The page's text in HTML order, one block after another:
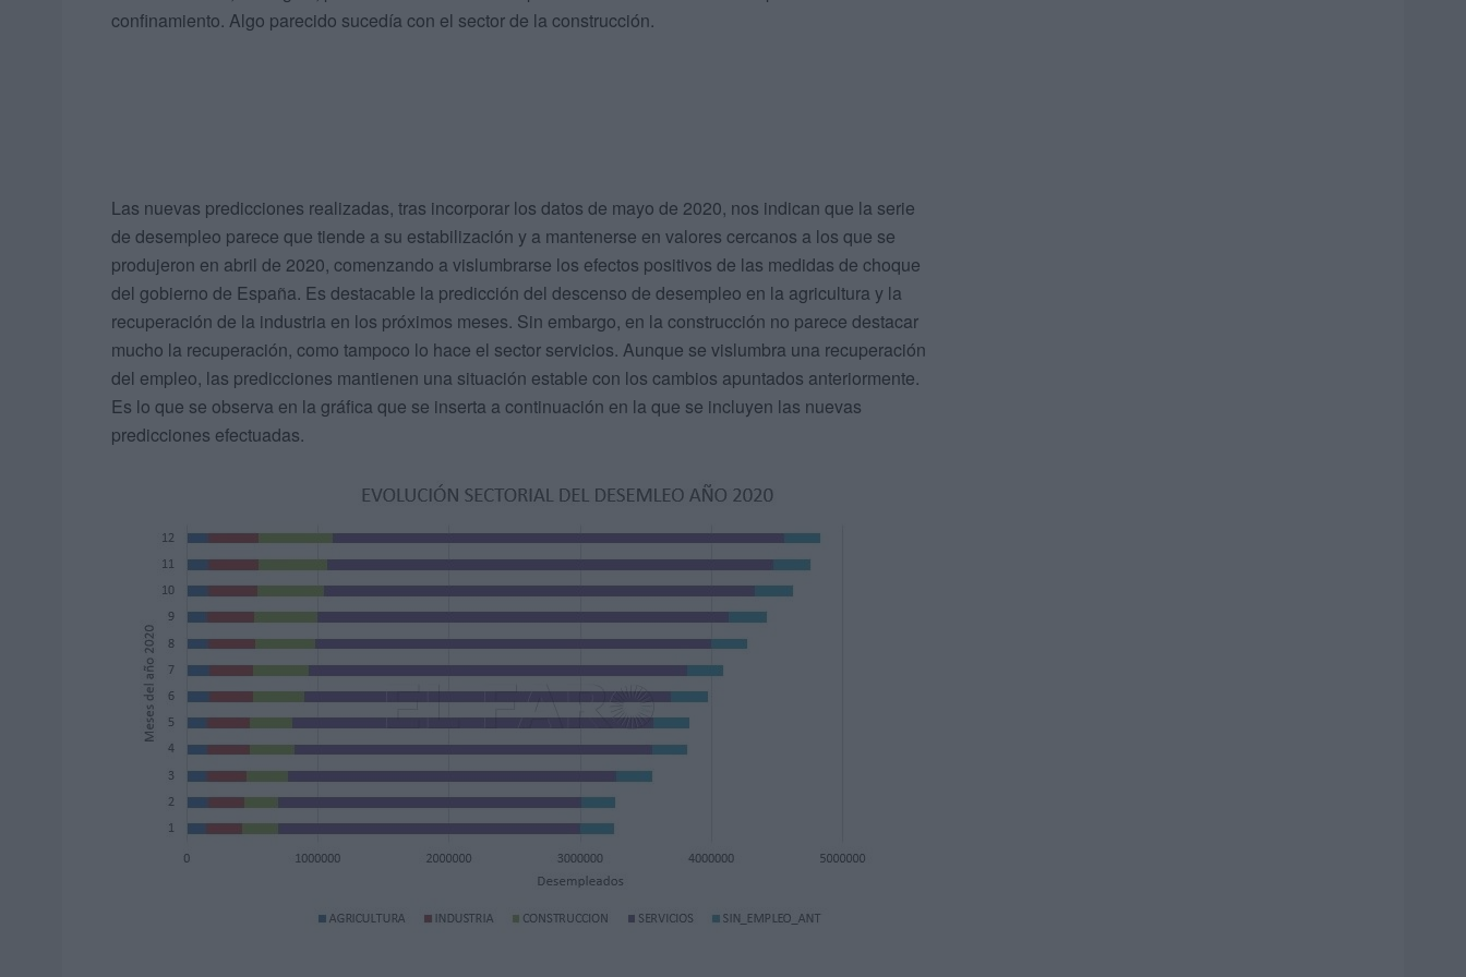
confinamiento. Algo parecido sucedía con el sector de la construcción.
Las nuevas predicciones realizadas, tras incorporar los datos de mayo de 2020, nos indican que la serie
de desempleo parece que tiende a su estabilización y a mantenerse en valores cercanos a los que se
produjeron en abril de 2020, comenzando a vislumbrarse los efectos positivos de las medidas de choque
del gobierno de España. Es destacable la predicción del descenso de desempleo en la agricultura y la
recuperación de la industria en los próximos meses. Sin embargo, en la construcción no parece destacar
mucho la recuperación, como tampoco lo hace el sector servicios. Aunque se vislumbra una recuperación
del empleo, las predicciones mantienen una situación estable con los cambios apuntados anteriormente.
Es lo que se observa en la gráfica que se inserta a continuación en la que se incluyen las nuevas
predicciones efectuadas.